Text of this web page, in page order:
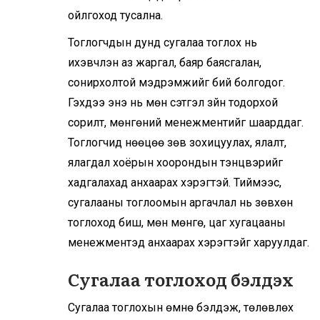
ойлгоход тусална.
Тоглогчдын дунд сугалаа тоглох нь
ихэвчлэн аз жаргал, баяр баясгалан,
сонирхолтой мэдрэмжийг бий болгодог.
Гэхдээ энэ нь мөн сэтгэл зүйн тодорхой
сорилт, мөнгөний менежментийг шаарддаг.
Тоглогчид нөөцөө зөв зохицуулах, ялалт,
ялагдал хоёрын хоорондын тэнцвэрийг
хадгалахад анхаарах хэрэгтэй. Тиймээс,
сугалааны тоглоомын аргачлал нь зөвхөн
тоглоход биш, мөн мөнгө, цаг хугацааны
менежментэд анхаарах хэрэгтэйг харуулдаг.
Сугалаа тоглоход бэлдэх
Сугалаа тоглохын өмнө бэлдэж, төлөвлөх